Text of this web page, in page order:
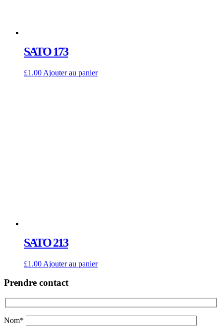
SATO 173
£1.00 Ajouter au panier
SATO 213
£1.00 Ajouter au panier
Prendre contact
Nom*